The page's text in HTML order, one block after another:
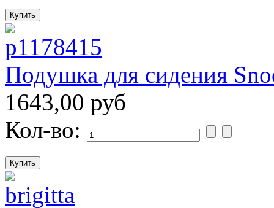
Подушка для сидения
1643,00 руб
Кол-во: